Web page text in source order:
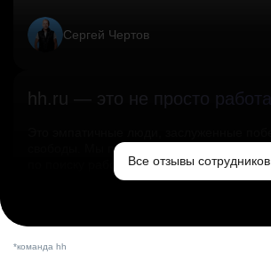
Сергей Чертов
hh.ru — это не просто работа
свободы. Мы помогаем миру и создаём
по поиску работы в стране.Все отзывы сотрудников
*команда hh